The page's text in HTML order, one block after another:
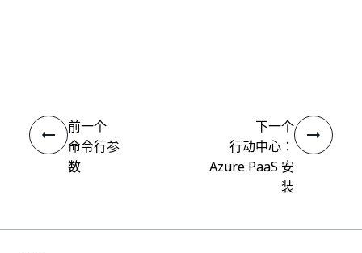
前一个
命令行参
数
下一个
行动中心：
Azure PaaS 安
装